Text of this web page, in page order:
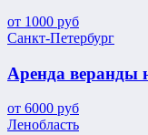
от 1000 руб
Санкт-Петербург
Аренда веранды
от 6000 руб
Ленобласть